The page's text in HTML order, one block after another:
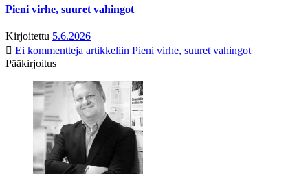
Pieni virhe, suuret vahingot
Kirjoitettu 5.6.2026
Ei kommentteja artikkeliin Pieni virhe, suuret vahingot
Pääkirjoitus